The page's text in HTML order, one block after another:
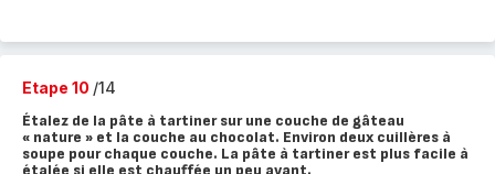
Etape 10 /14
Étalez de la pâte à tartiner sur une couche de gâteau
« nature » et la couche au chocolat. Environ deux cuillères à
soupe pour chaque couche. La pâte à tartiner est plus facile à
étalée si elle est chauffée un peu avant.